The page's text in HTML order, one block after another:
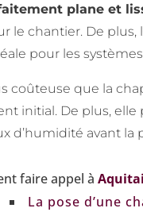
plane et
chantier. De
pour les
coûteuse que la
initial. De plus, elle
d’humidité avant la
faire appel à
La pose d’une